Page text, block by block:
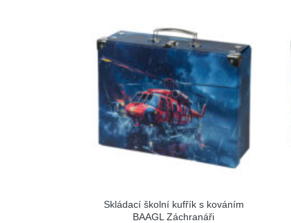
Skládací školní kufřík s kováním
BAAGL Záchranáři